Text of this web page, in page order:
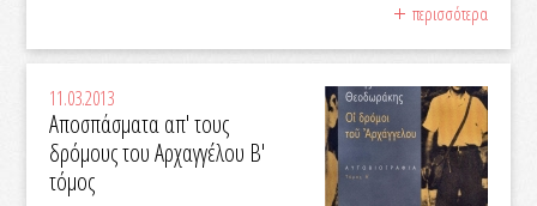
περισσότερα
11.03.2013
Αποσπάσματα απ' τους
δρόμους του Αρχαγγέλου Β'
τόμος